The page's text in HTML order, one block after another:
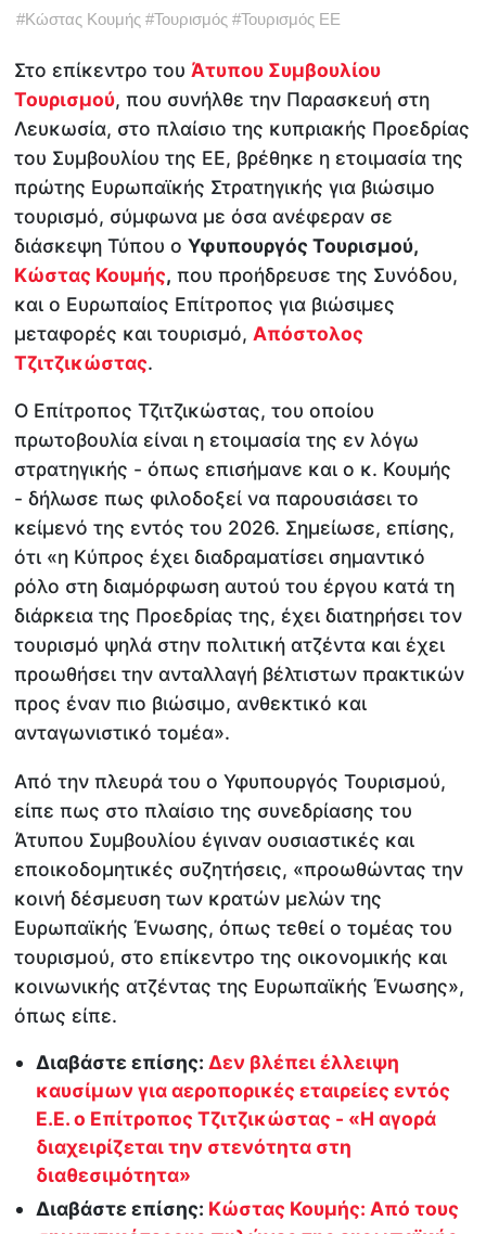
#Κώστας Κουμής #Τουρισμός #Τουρισμός ΕΕ
Στο επίκεντρο του Άτυπου Συμβουλίου
Τουρισμού, που συνήλθε την Παρασκευή στη
Λευκωσία, στο πλαίσιο της κυπριακής Προεδρίας
του Συμβουλίου της ΕΕ, βρέθηκε η ετοιμασία της
πρώτης Ευρωπαϊκής Στρατηγικής για βιώσιμο
τουρισμό, σύμφωνα με όσα ανέφεραν σε
διάσκεψη Τύπου οΥφυπουργός Τουρισμού,
Κώστας Κουμής, που προήδρευσε της Συνόδου,
και ο Ευρωπαίος Επίτροπος για βιώσιμες
μεταφορές και τουρισμό, Απόστολος
Τζιτζικώστας.
Ο Επίτροπος Τζιτζικώστας, του οποίου
πρωτοβουλία είναι η ετοιμασία της εν λόγω
στρατηγικής - όπως επισήμανε και ο κ. Κουμής
- δήλωσε πως φιλοδοξεί να παρουσιάσει το
κείμενό της εντός του 2026. Σημείωσε, επίσης,
ότι «η Κύπρος έχει διαδραματίσει σημαντικό
ρόλο στη διαμόρφωση αυτού του έργου κατά τη
διάρκεια της Προεδρίας της, έχει διατηρήσει τον
τουρισμό ψηλά στην πολιτική ατζέντα και έχει
προωθήσει την ανταλλαγή βέλτιστων πρακτικών
προς έναν πιο βιώσιμο, ανθεκτικό και
ανταγωνιστικό τομέα».
Από την πλευρά του ο Υφυπουργός Τουρισμού,
είπε πως στο πλαίσιο της συνεδρίασης του
Άτυπου Συμβουλίου έγιναν ουσιαστικές και
εποικοδομητικές συζητήσεις, «προωθώντας την
κοινή δέσμευση των κρατών μελών της
Ευρωπαϊκής Ένωσης, όπως τεθεί ο τομέας του
τουρισμού, στο επίκεντρο της οικονομικής και
κοινωνικής ατζέντας της Ευρωπαϊκής Ένωσης»,
όπως είπε.
Διαβάστε επίσης: Δεν βλέπει έλλειψη
καυσίμων για αεροπορικές εταιρείες εντός
Ε.Ε. ο Επίτροπος Τζιτζικώστας - «Η αγορά
διαχειρίζεται την στενότητα στη
διαθεσιμότητα»
Διαβάστε επίσης: Κώστας Κουμής: Από τους